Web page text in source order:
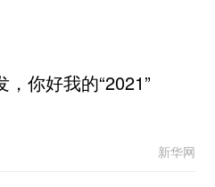
你好我的“2021”
新华网